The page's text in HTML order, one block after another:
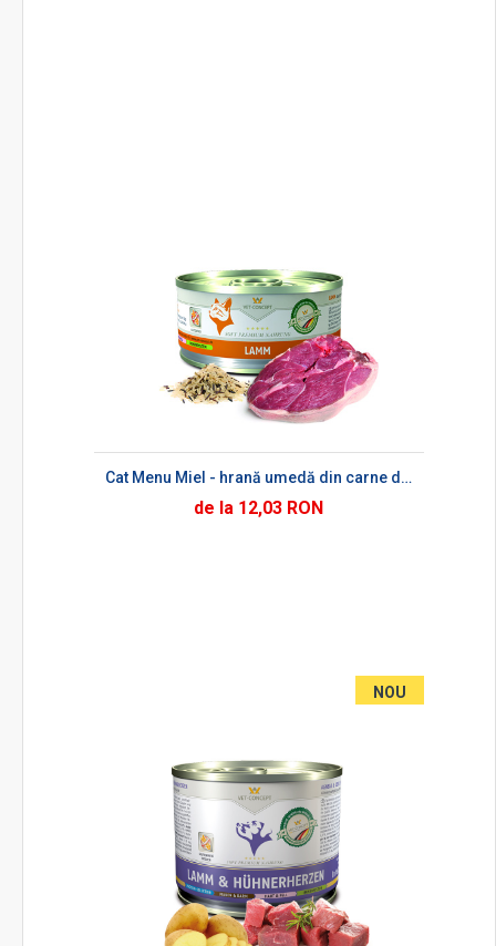
Cat Menu Miel - hrană umedă din carne de miel pentru pisici
de la 12,03 RON
NOU